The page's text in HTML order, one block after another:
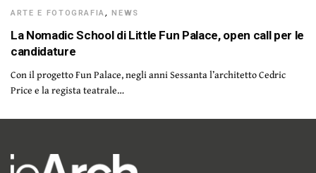
ARTE E FOTOGRAFIA,NEWS
La Nomadic School di Little Fun Palace, open call per le
candidature
Con il progetto Fun Palace, negli anni Sessanta l’architetto Cedric
Price e la regista teatrale…